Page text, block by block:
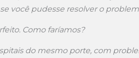
você pudesse resolver o
Como faríamos?
do mesmo porte, com